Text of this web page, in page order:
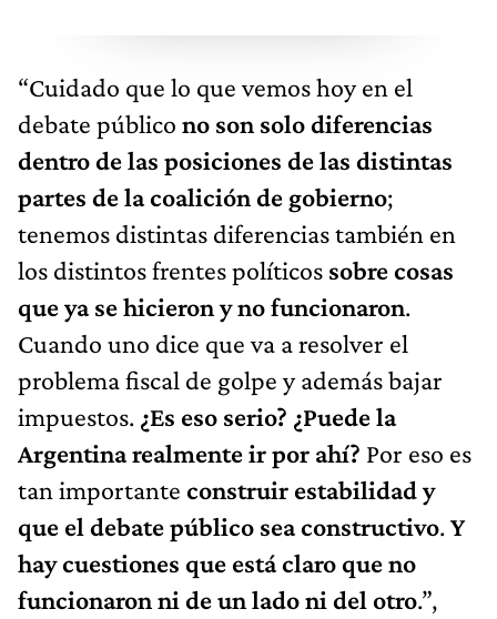
“Cuidado que lo que vemos hoy en el
debate público no son solo diferencias
dentro de las posiciones de las distintas
partes de la coalición de gobierno;
tenemos distintas diferencias también en
los distintos frentes políticos sobre cosas
que ya se hicieron y no funcionaron.
Cuando uno dice que va a resolver el
problema fiscal de golpe y además bajar
impuestos. ¿Es eso serio? ¿Puede la
Argentina realmente ir por ahí? Por eso es
tan importante construir estabilidad y
que el debate público sea constructivo.Y
hay cuestiones que está claro que no
funcionaron ni de un lado ni del otro.”,